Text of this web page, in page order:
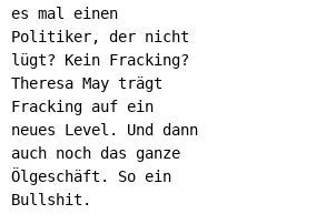
es mal einen
Politiker, der nicht
lügt? Kein Fracking?
Theresa May trägt
Fracking auf ein
neues Level. Und dann
auch noch das ganze
Ölgeschäft. So ein
Bullshit.